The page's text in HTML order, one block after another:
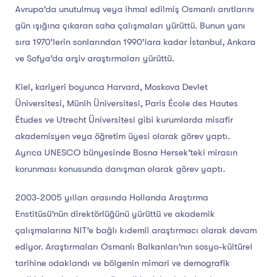
Avrupa’da unutulmuş veya ihmal edilmiş Osmanlı anıtlarını
gün ışığına çıkaran saha çalışmaları yürüttü. Bunun yanı
sıra 1970’lerin sonlarından 1990’lara kadar İstanbul, Ankara
ve Sofya’da arşiv araştırmaları yürüttü.
Kiel, kariyeri boyunca Harvard, Moskova Devlet
Üniversitesi, Münih Üniversitesi, Paris École des Hautes
Études ve Utrecht Üniversitesi gibi kurumlarda misafir
akademisyen veya öğretim üyesi olarak görev yaptı.
Ayrıca UNESCO bünyesinde Bosna Hersek’teki mirasın
korunması konusunda danışman olarak görev yaptı.
2003-2005 yılları arasında Hollanda Araştırma
Enstitüsü’nün direktörlüğünü yürüttü ve akademik
çalışmalarına NIT’e bağlı kıdemli araştırmacı olarak devam
ediyor. Araştırmaları Osmanlı Balkanları’nın sosyo-kültürel
tarihine odaklandı ve bölgenin mimari ve demografik